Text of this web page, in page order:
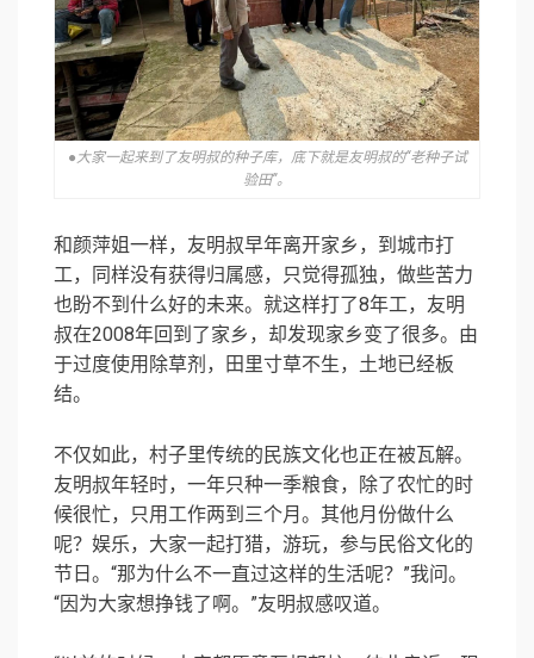
●大家一起来到了友明叔的种子库，底下就是友明叔的“老种子试
验田”。
和颜萍姐一样，友明叔早年离开家乡，到城市打
工，同样没有获得归属感，只觉得孤独，做些苦力
也盼不到什么好的未来。就这样打了8年工，友明
叔在2008年回到了家乡，却发现家乡变了很多。由
于过度使用除草剂，田里寸草不生，土地已经板
结。
不仅如此，村子里传统的民族文化也正在被瓦解。
友明叔年轻时，一年只种一季粮食，除了农忙的时
候很忙，只用工作两到三个月。其他月份做什么
呢？娱乐，大家一起打猎，游玩，参与民俗文化的
节日。“那为什么不一直过这样的生活呢？”我问。
“因为大家想挣钱了啊。”友明叔感叹道。